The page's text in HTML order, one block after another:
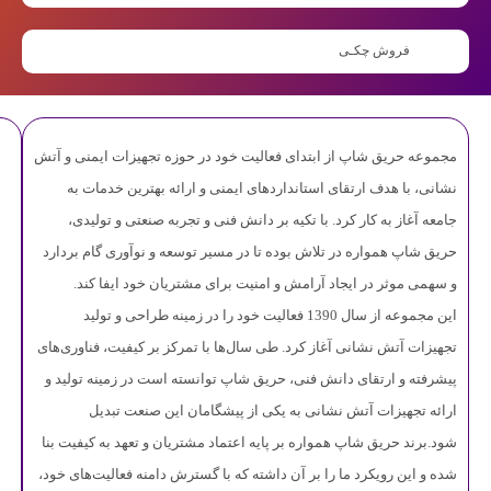
جعبه تک درب سفید امکان دسترسی سریع به تجهیزات را فراهم
می کند. طراحی استاندارد باعث می شود حتی در شرایط
اضطراری، با یک حرکت ساده درب باز شده و تجهیزات آماده
سفارشی سازی ابعاد و رنگ
فروش چکـی
مجموعه حریق شاپ از ابتدای فعالیت خود در حوزه تجهیزات ایمنی و آتش
نشانی، با هدف ارتقای استانداردهای ایمنی و ارائه بهترین خدمات به
جامعه آغاز به کار کرد. با تکیه بر دانش فنی و تجربه صنعتی و تولیدی،
حریق شاپ همواره در تلاش بوده تا در مسیر توسعه و نوآوری گام بردارد
و سهمی موثر در ایجاد آرامش و امنیت برای مشتریان خود ایفا کند.
این مجموعه از سال 1390 فعالیت خود را در زمینه طراحی و تولید
تجهیزات آتش نشانی آغاز کرد. طی سال‌ها با تمرکز بر کیفیت، فناوری‌های
پیشرفته و ارتقای دانش فنی، حریق شاپ توانسته است در زمینه تولید و
ارائه تجهیزات آتش نشانی به یکی از پیشگامان این صنعت تبدیل
شود. برند حریق شاپ همواره بر پایه اعتماد مشتریان و تعهد به کیفیت بنا
شده و این رویکرد ما را بر آن داشته که با گسترش دامنه فعالیت‌های خود،